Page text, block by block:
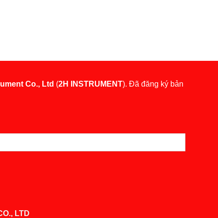
Co., Ltd (2H INSTRUMENT). Đã đăng ký bản
LTD